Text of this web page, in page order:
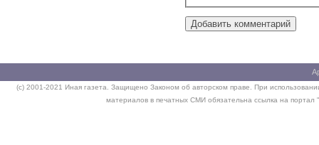
(c) 2001-2021 Иная газета. Защищено Законом об авторском праве. При
материалов в печатных СМИ обязательна ссылка на